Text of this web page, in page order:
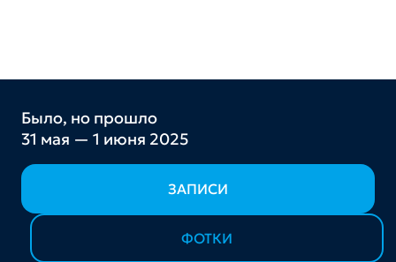
Было, но прошло
31 мая — 1 июня 2025
ЗАПИСИ
ФОТКИ